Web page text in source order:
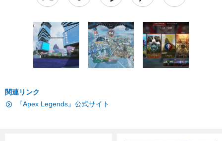
関連リンク
『Apex Legends』公式サイト